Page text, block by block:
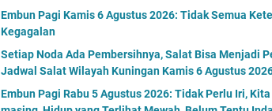
Embun Pagi Kamis 6 Agustus 2026: Tidak Semua
Kegagalan
Setiap Noda Ada Pembersihnya, Salat Bisa Menjadi
Jadwal Salat Wilayah Kuningan Kamis 6 Agustus
Embun Pagi Rabu 5 Agustus 2026: Tidak Perlu Iri,